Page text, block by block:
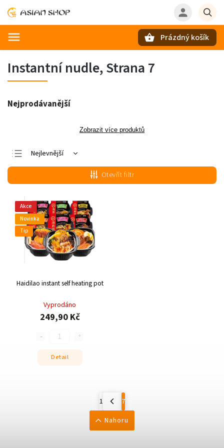
Prázdný košík
Instantní nudle, Strana 7
Nejprodávanější
Zobrazit více produktů
Nejlevnější
Nejdražší
Nejprodávanější
Abecedně
Otevřít filtr
Akce
Novinka
Tip
Haidilao instant self heating pot
Vyprodáno
249,90 Kč
Detail
1
7
Nahoru